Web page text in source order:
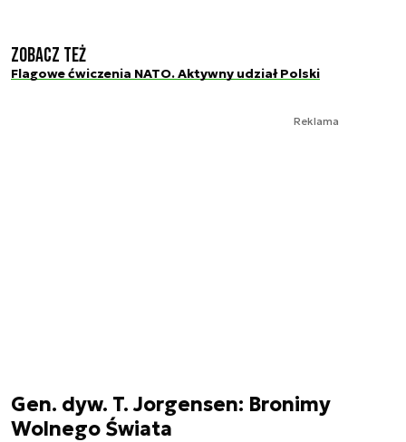
Zobacz też
Flagowe ćwiczenia NATO. Aktywny udział Polski
Reklama
Gen. dyw. T. Jorgensen: Bronimy
Wolnego Świata